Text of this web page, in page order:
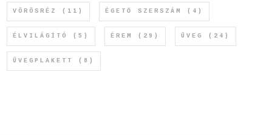
VÖRÖSRÉZ (11) ÉGETŐ SZERSZÁM (4)
ÉLVILÁGÍTÓ (5) ÉREM (29) ÜVEG (24)
ÜVEGPLAKETT (8)